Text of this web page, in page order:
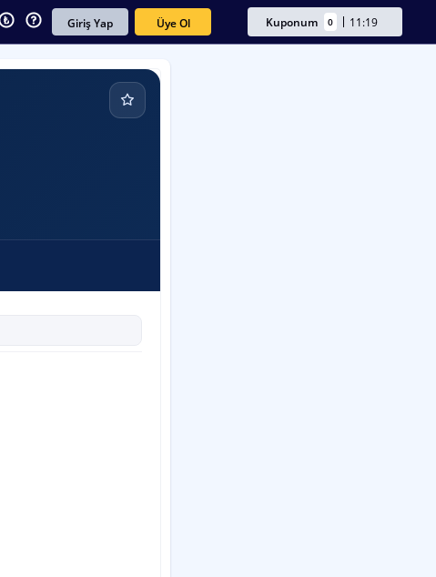
Giriş Yap Üye Ol Kuponum 0 11:19